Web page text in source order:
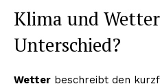
Klima und
Unterschied?
Wetter beschreibt den